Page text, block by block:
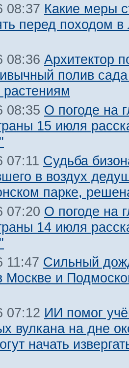
08:37 Какие меры
перед походом в
08:36 Архитектор
полив
растениям
08:35 О погоде на
15 июля
07:11 Судьба
в воздух
парке,
07:20 О погоде на
14 июля
11:47 Сильный
Москве и
07:12 ИИ помог
вулкана на дне
начать